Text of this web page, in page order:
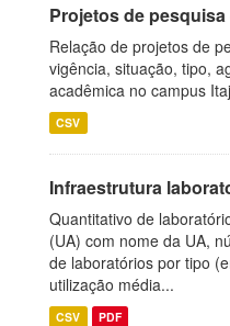
Projetos de
Relação de projetos de
vigência, situação, tipo,
acadêmica no campus
CSV
Infraestrutura
Quantitativo de
(UA) com nome da UA,
de laboratórios por tipo
utilização média...
CSV PDF